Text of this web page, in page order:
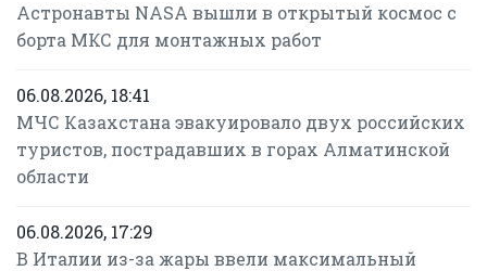
Астронавты NASA вышли в открытый космос с
борта МКС для монтажных работ
06.08.2026, 18:41
МЧС Казахстана эвакуировало двух российских
туристов, пострадавших в горах Алматинской
области
06.08.2026, 17:29
В Италии из-за жары ввели максимальный